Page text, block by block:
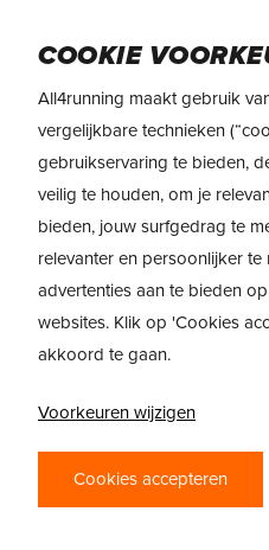
content
REVIEW
ON
TEMPO
REVIEW –
VOOR
FITNESS
De On Cloud X Tempo
COOKIE
All4running maakt gebruik
vergelijkbare technieken
gebruikservaring te bieden,
veilig te houden, om je
bieden, jouw surfgedrag te
relevanter en persoonlijker
advertenties aan te bieden
websites. Klik op 'Cookies
akkoord te gaan.
Voorkeuren wijzigen
Cookies accepteren